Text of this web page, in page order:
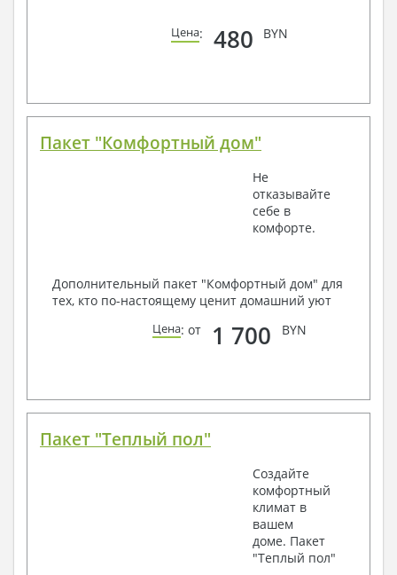
Цена: 480 BYN
Пакет "Комфортный дом"
Не
отказывайте
себе в
комфорте.
Дополнительный пакет "Комфортный дом" для
тех, кто по-настоящему ценит домашний уют
Цена: от 1 700 BYN
Пакет "Теплый пол"
Создайте
комфортный
климат в
вашем
доме. Пакет
"Теплый пол"